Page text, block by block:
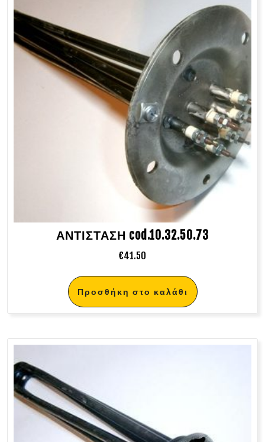
ΑΝΤΙΣΤΑΣΗ cod.10.32.50.73
€41.50
Προσθήκη στο καλάθι